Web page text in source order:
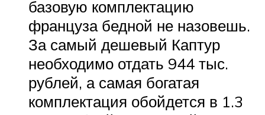
базовую комплектацию
француза бедной не назовешь.
За самый дешевый Каптур
необходимо отдать 944 тыс.
рублей, а самая богатая
комплектация обойдется в 1.3